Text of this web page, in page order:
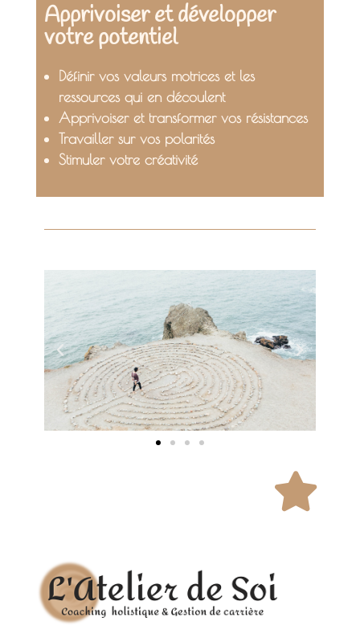
Apprivoiser et développer
votre potentiel
Définir vos valeurs motrices et les
ressources qui en découlent
Apprivoiser et transformer vos résistances
Travailler sur vos polarités
Stimuler votre créativité